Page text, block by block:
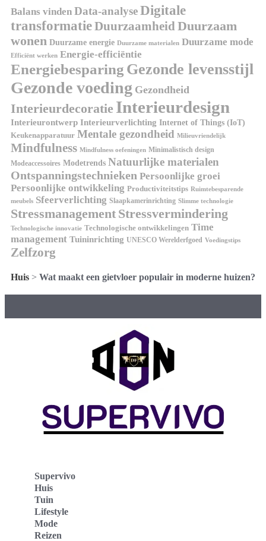
Balans vinden Data-analyseDigitale
transformatieDuurzaamheidDuurzaam
wonen Duurzame energie Duurzame materialen Duurzame mode
Efficiënt werken Energie-efficiëntie
Energiebesparing Gezonde levensstijl
Gezonde voeding Gezondheid
Interieurdecoratie Interieurdesign
Interieurontwerp Interieurverlichting Internet of Things (IoT)
Keukenapparatuur Mentale gezondheid Milieuvriendelijk
Mindfulness Mindfulness oefeningen Minimalistisch design
Modeaccessoires Modetrends Natuurlijke materialen
Ontspanningstechnieken Persoonlijke groei
Persoonlijke ontwikkeling Productiviteitstips Ruimtebesparende
meubels Sfeerverlichting Slaapkamerinrichting Slimme technologie
Stressmanagement Stressvermindering
Technologische innovatie Technologische ontwikkelingen Time
management Tuininrichting UNESCO Werelderfgoed Voedingstips
Zelfzorg
Huis > Wat maakt een gietvloer populair in moderne huizen?
Supervivo
Huis
Tuin
Lifestyle
Mode
Reizen